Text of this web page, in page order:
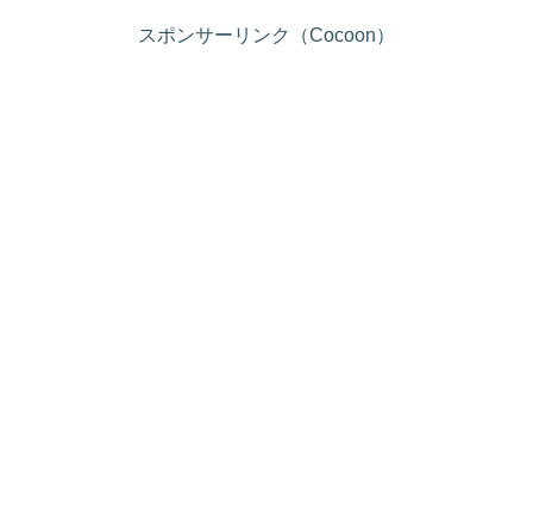
スポンサーリンク（Cocoon）